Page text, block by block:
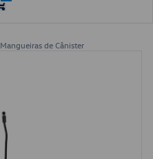
Mangueiras de Cânister